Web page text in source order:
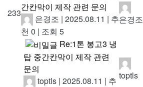
233
간칸막이 제작 관련 문의
은경조 | 2025.08.11 | 추
천 0 | 조회 5
은경조
Re:1톤 봉고3 냉
탑 중간칸막이 제작 관련
문의
toptls | 2025.08.11 | 추 toptls